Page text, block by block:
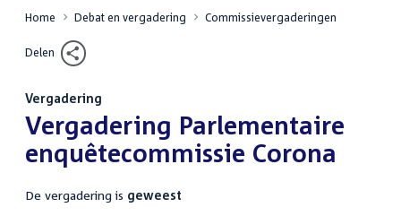
Home Debat en vergadering Commissievergaderingen
Delen
Vergadering
:Vergadering Parlementaire
enquêtecommissie Corona
De vergadering is geweest